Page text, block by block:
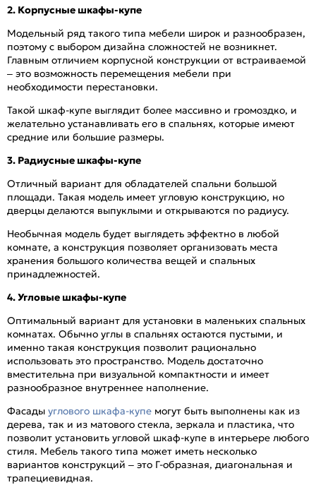
2. Корпусные шкафы-купе
Модельный ряд такого типа мебели широк и разнообразен,
поэтому с выбором дизайна сложностей не возникнет.
Главным отличием корпусной конструкции от встраиваемой
– это возможность перемещения мебели при
необходимости перестановки.
Такой шкаф-купе выглядит более массивно и громоздко, и
желательно устанавливать его в спальнях, которые имеют
средние или большие размеры.
3. Радиусные шкафы-купе
Отличный вариант для обладателей спальни большой
площади. Такая модель имеет угловую конструкцию, но
дверцы делаются выпуклыми и открываются по радиусу.
Необычная модель будет выглядеть эффектно в любой
комнате, а конструкция позволяет организовать места
хранения большого количества вещей и спальных
принадлежностей.
4. Угловые шкафы-купе
Оптимальный вариант для установки в маленьких спальных
комнатах. Обычно углы в спальнях остаются пустыми, и
именно такая конструкция позволит рационально
использовать это пространство. Модель достаточно
вместительна при визуальной компактности и имеет
разнообразное внутреннее наполнение.
Фасады углового шкафа-купе могут быть выполнены как из
дерева, так и из матового стекла, зеркала и пластика, что
позволит установить угловой шкаф-купе в интерьере любого
стиля. Мебель такого типа может иметь несколько
вариантов конструкций – это Г-образная, диагональная и
трапециевидная.